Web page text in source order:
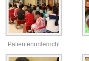
Patientenunterricht